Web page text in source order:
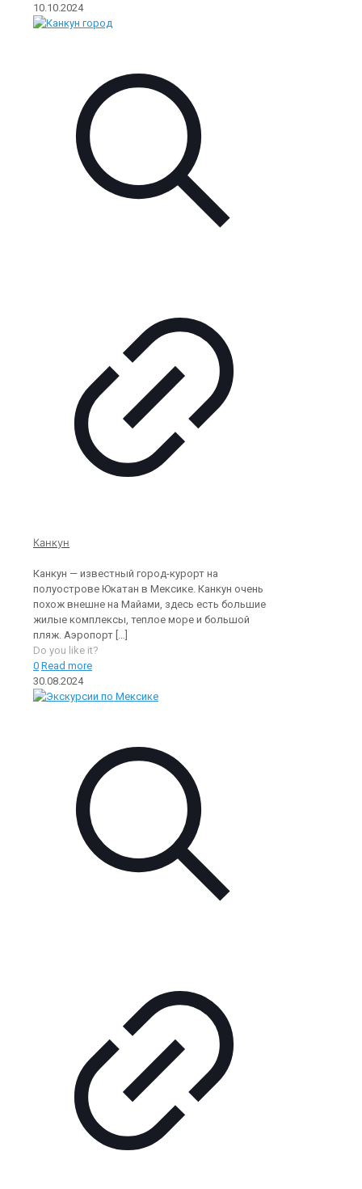
10.10.2024
Канкун
Канкун — известный город-курорт на
полуострове Юкатан в Мексике. Канкун очень
похож внешне на Майами, здесь есть большие
жилые комплексы, теплое море и большой
пляж. Аэропорт […]
Do you like it?
0 Read more
30.08.2024